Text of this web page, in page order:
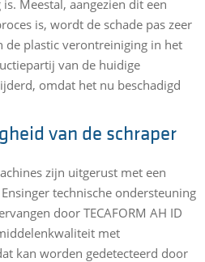
Meestal, aangezien dit een
is, wordt de schade pas zeer
de plastic verontreiniging in het
van de huidige
omdat het nu beschadigd
van de schraper
zijn uitgerust met een
technische ondersteuning
door TECAFORM AH ID
met
kan worden gedetecteerd door